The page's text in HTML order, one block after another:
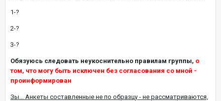
1-?
2-?
3-?
Обязуюсь следовать неукоснительно правилам группы, о
том, что могу быть исключен без согласования со мной -
проинформирован
Зы... Анкеты составленные не по образцу - не рассматриваются,